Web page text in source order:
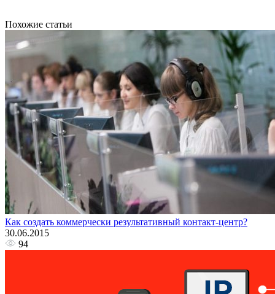
Похожие статьи
Как создать коммерчески результативный контакт-центр?
30.06.2015
94